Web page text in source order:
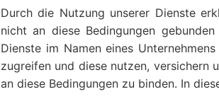
Durch die Nutzung unserer Dienste
nicht an diese Bedingungen
Dienste im Namen eines
zugreifen und diese nutzen, versichern
an diese Bedingungen zu binden. In